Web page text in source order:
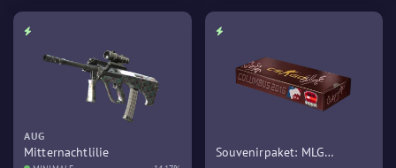
AUG
Mitternachtlilie
Souvenirpaket: MLG